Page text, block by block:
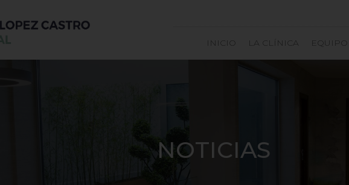
INICIO LA CLÍNICA EQUIPO
NOTICIAS